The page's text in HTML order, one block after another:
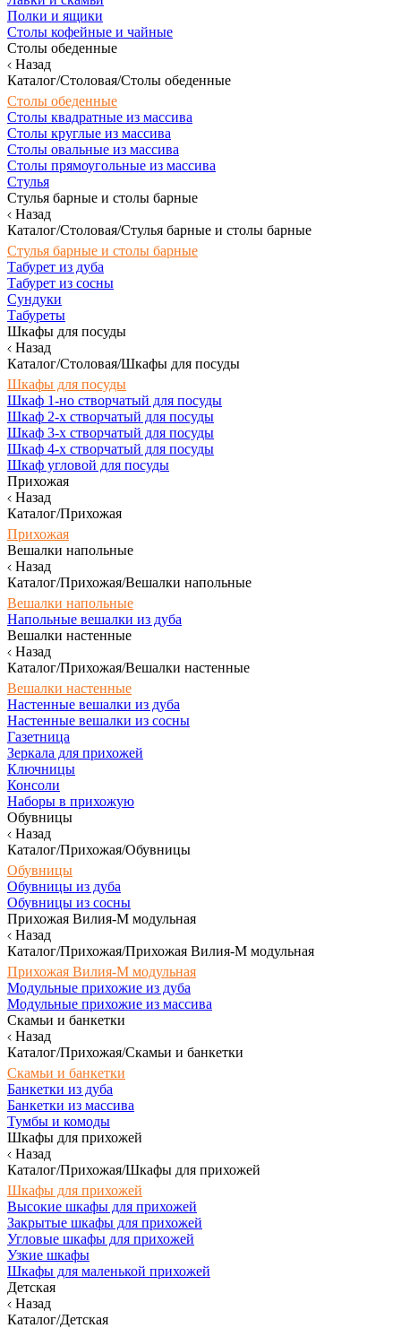
Полки и ящики
Столы кофейные и чайные
Столы обеденные
Назад
Каталог/Столовая/Столы обеденные
Столы обеденные
Столы квадратные из массива
Столы круглые из массива
Столы овальные из массива
Столы прямоугольные из массива
Стулья
Стулья барные и столы барные
Назад
Каталог/Столовая/Стулья барные и столы барные
Стулья барные и столы барные
Табурет из дуба
Табурет из сосны
Сундуки
Табуреты
Шкафы для посуды
Назад
Каталог/Столовая/Шкафы для посуды
Шкафы для посуды
Шкаф 1-но створчатый для посуды
Шкаф 2-х створчатый для посуды
Шкаф 3-х створчатый для посуды
Шкаф 4-х створчатый для посуды
Шкаф угловой для посуды
Прихожая
Назад
Каталог/Прихожая
Прихожая
Вешалки напольные
Назад
Каталог/Прихожая/Вешалки напольные
Вешалки напольные
Напольные вешалки из дуба
Вешалки настенные
Назад
Каталог/Прихожая/Вешалки настенные
Вешалки настенные
Настенные вешалки из дуба
Настенные вешалки из сосны
Газетница
Зеркала для прихожей
Ключницы
Консоли
Наборы в прихожую
Обувницы
Назад
Каталог/Прихожая/Обувницы
Обувницы
Обувницы из дуба
Обувницы из сосны
Прихожая Вилия-М модульная
Назад
Каталог/Прихожая/Прихожая Вилия-М модульная
Прихожая Вилия-М модульная
Модульные прихожие из дуба
Модульные прихожие из массива
Скамьи и банкетки
Назад
Каталог/Прихожая/Скамьи и банкетки
Скамьи и банкетки
Банкетки из дуба
Банкетки из массива
Тумбы и комоды
Шкафы для прихожей
Назад
Каталог/Прихожая/Шкафы для прихожей
Шкафы для прихожей
Высокие шкафы для прихожей
Закрытые шкафы для прихожей
Угловые шкафы для прихожей
Узкие шкафы
Шкафы для маленькой прихожей
Детская
Назад
Каталог/Детская